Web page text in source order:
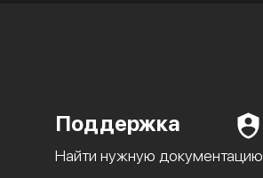
Поддержка
Найти нужную документацию